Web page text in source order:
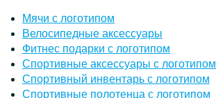
Мячи с логотипом
Велосипедные аксессуары
Фитнес подарки с логотипом
Спортивные аксессуары с логотипом
Спортивный инвентарь с логотипом
Спортивные полотенца с логотипом